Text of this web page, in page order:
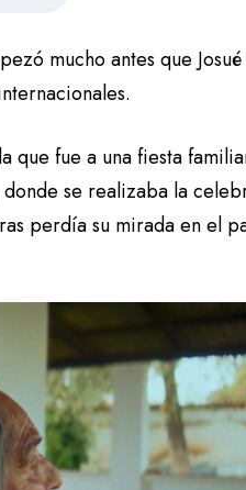
mucho antes que
que fue a una fiesta
se realizaba la
perdía su mirada en el